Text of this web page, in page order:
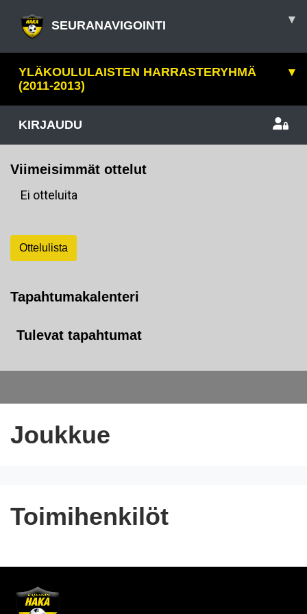
SEURANAVIGOINTI ▾
YLÄKOULULAISTEN HARRASTERYHMÄ
(2011-2013)
▾
KIRJAUDU
Viimeisimmät ottelut
Ei otteluita
Ottelulista
Tapahtumakalenteri
Tulevat tapahtumat
Joukkue
Toimihenkilöt